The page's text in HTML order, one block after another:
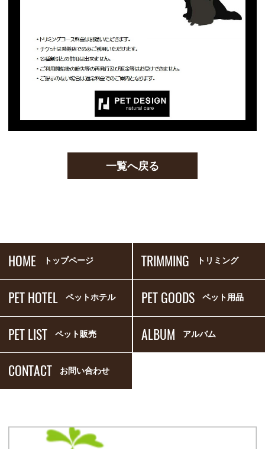
一覧へ戻る
HOME トップページ TRIMMING トリミング
PET HOTEL ペットホテル PET GOODS ペット用品
PET LIST ペット販売 ALBUM アルバム
CONTACT お問い合わせ